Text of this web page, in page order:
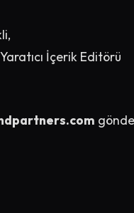
İçerik Editörü